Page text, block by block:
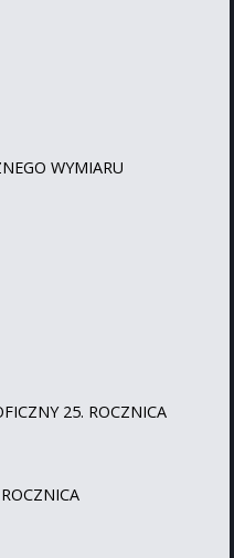
WYMIARU
25. ROCZNICA